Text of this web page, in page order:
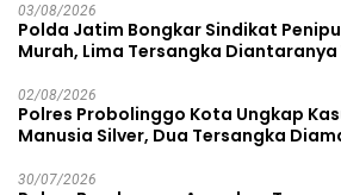
03/08/2026
Polda Jatim Bongkar Sindikat
Murah, Lima Tersangka
02/08/2026
Polres Probolinggo Kota Ungkap
Manusia Silver, Dua Tersangka
30/07/2026